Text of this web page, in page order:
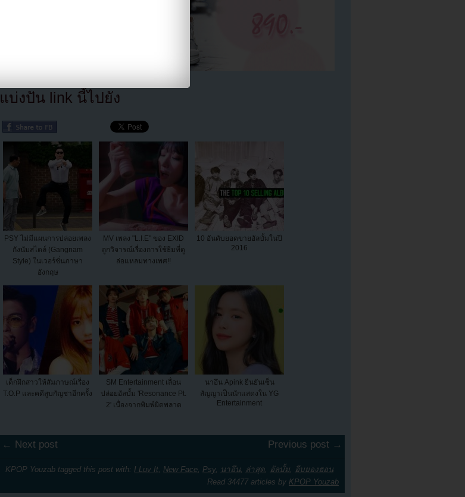
แบ่งปัน link นี้ไปยัง
PSY ไม่มีแผนการปล่อยเพลง
กังนัมสไตล์ (Gangnam
Style) ในเวอร์ชั่นภาษา
อังกฤษ
MV เพลง "L.I.E" ของ EXID
ถูกวิจารณ์เรื่องการใช้ธีมที่ดู
ล่อแหลมทางเพศ!!
10 อันดับยอดขายอัลบั้มในปี
2016
เด็กฝึกสาวให้สัมภาษณ์เรื่อง
T.O.P และคดีสูบกัญชาอีกครั้ง
SM Entertainment เลื่อน
ปล่อยอัลบั้ม 'Resonance Pt.
2' เนื่องจากพิมพ์ผิดพลาด
นาอึน Apink ยืนยันเซ็น
สัญญาเป็นนักแสดงใน YG
Entertainment
← Next post Previous post →
KPOP Youzab tagged this post with: I Luv It New Face Psy, นาอึน ล่าสุด อัลบั้ม
อีบยองฮอน
Read 34477 articles by KPOP Youzab